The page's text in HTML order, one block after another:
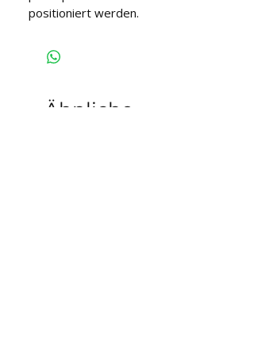
positioniert werden.
Ähnliche